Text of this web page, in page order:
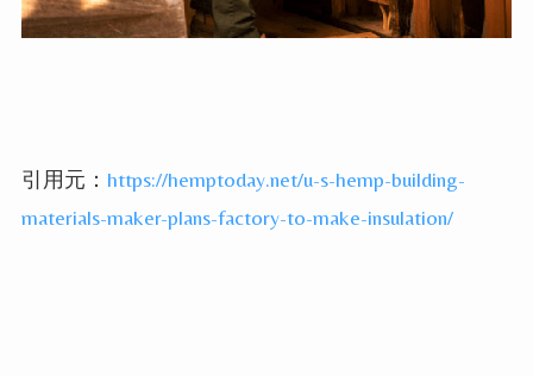
引用元： https://hemptoday.net/u-s-hemp-building-
materials-maker-plans-factory-to-make-insulation/